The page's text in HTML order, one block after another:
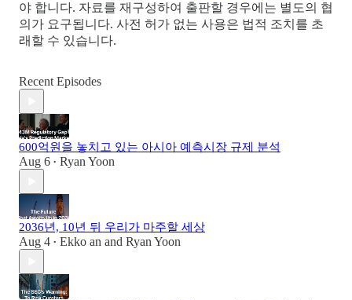
야 합니다. 자료를 재구성하여 출판할 경우에는 별도의 협
의가 요구됩니다. 사전 허가 없는 사용은 법적 조치를 초
래할 수 있습니다.
Recent Episodes
600억원을 놓치고 있는 아시아 예측시장 규제 분석
Aug 6 • Ryan Yoon
2036년, 10년 뒤 우리가 마주할 세상
Aug 4 • Ekko an and Ryan Yoon